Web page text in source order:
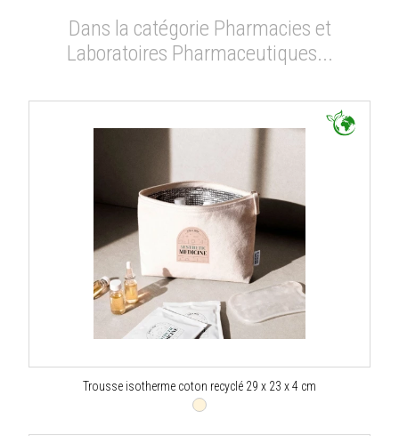
Dans la catégorie Pharmacies et
Laboratoires Pharmaceutiques...
Trousse isotherme coton recyclé 29 x 23 x 4 cm